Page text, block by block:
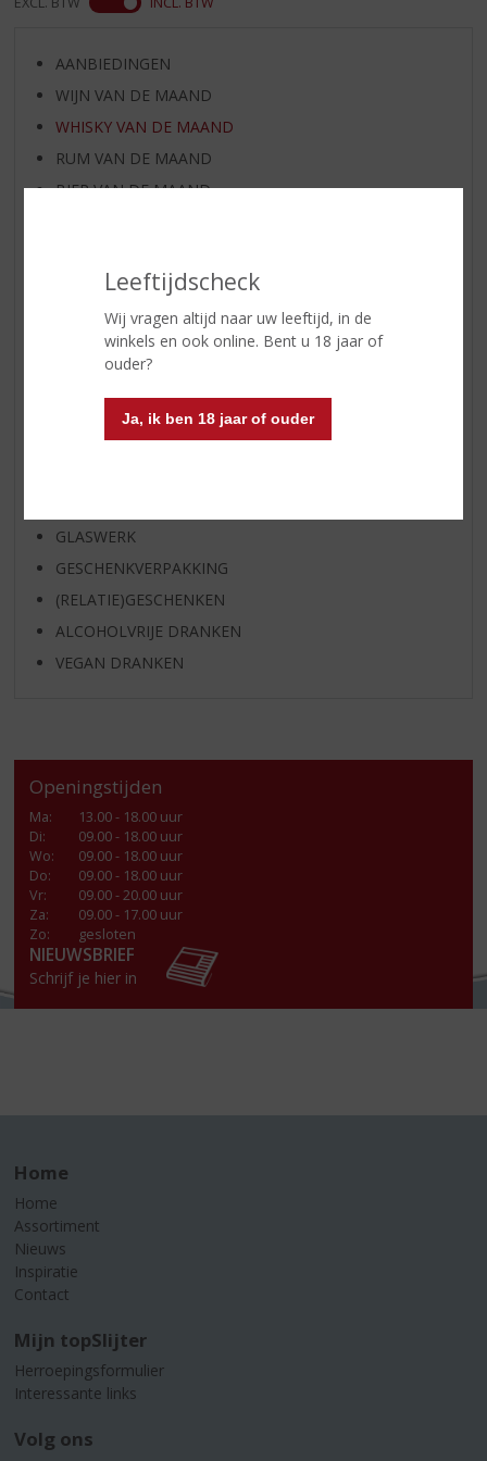
Leeftijdscheck
Wij vragen altijd naar uw leeftijd, in de
winkels en ook online. Bent u 18 jaar of
ouder?
Ja, ik ben 18 jaar of ouder
AANBIEDINGEN
WIJN VAN DE MAAND
WHISKY VAN DE MAAND
RUM VAN DE MAAND
BIER VAN DE MAAND
WHISKY
GEDISTILLEERD OVERIG
SHOTJES
GLASWERK
GESCHENKVERPAKKING
(RELATIE)GESCHENKEN
ALCOHOLVRIJE DRANKEN
VEGAN DRANKEN
Openingstijden
Ma:
13.00 - 18.00 uur
Di:
09.00 - 18.00 uur
Wo:
09.00 - 18.00 uur
Do:
09.00 - 18.00 uur
Vr:
09.00 - 20.00 uur
Za:
09.00 - 17.00 uur
Zo:
gesloten
NIEUWSBRIEF
Schrijf je hier in
Home
Home
Assortiment
Nieuws
Inspiratie
Contact
Mijn topSlijter
Herroepingsformulier
Interessante links
Volg ons